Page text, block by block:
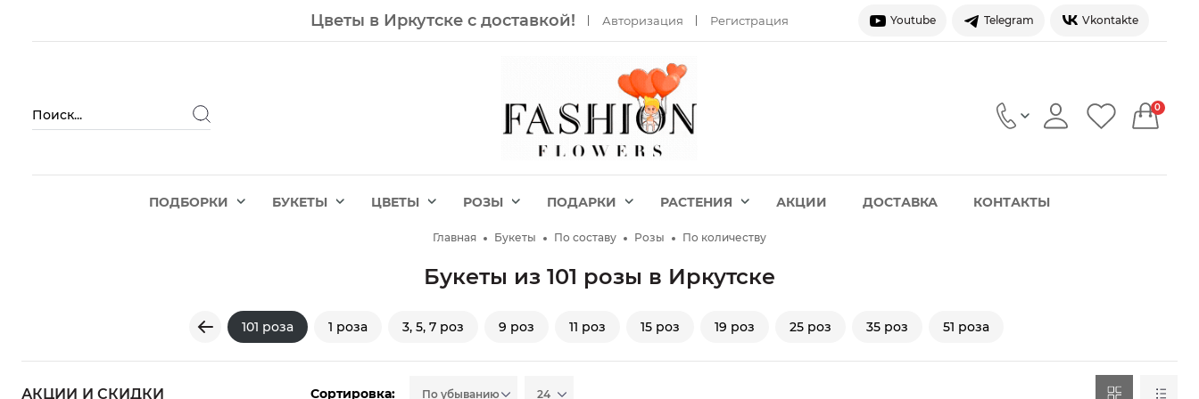
Цветы в Иркутске с доставкой! Авторизация Регистрация Youtube Telegram Vkontakte
0
ПОДБОРКИ БУКЕТЫ ЦВЕТЫ РОЗЫ ПОДАРКИ РАСТЕНИЯ АКЦИИ ДОСТАВКА КОНТАКТЫ
Главная Букеты По составу Розы По количеству
Букеты из 101 розы в Иркутске
101 роза 1 роза 3, 5, 7 роз 9 роз 11 роз 15 роз 19 роз 25 роз 35 роз 51 роза
АКЦИИ И СКИДКИ Сортировка: